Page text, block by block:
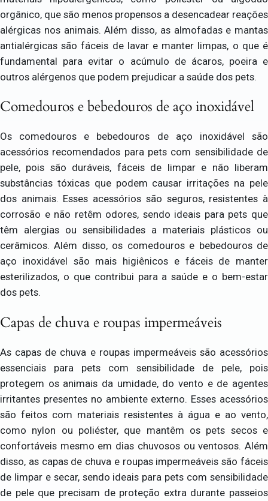
orgânico, que são menos propensos a desencadear reações
alérgicas nos animais. Além disso, as almofadas e mantas
antialérgicas são fáceis de lavar e manter limpas, o que é
fundamental para evitar o acúmulo de ácaros, poeira e
outros alérgenos que podem prejudicar a saúde dos pets.
Comedouros e bebedouros de aço inoxidável
Os comedouros e bebedouros de aço inoxidável são
acessórios recomendados para pets com sensibilidade de
pele, pois são duráveis, fáceis de limpar e não liberam
substâncias tóxicas que podem causar irritações na pele
dos animais. Esses acessórios são seguros, resistentes à
corrosão e não retêm odores, sendo ideais para pets que
têm alergias ou sensibilidades a materiais plásticos ou
cerâmicos. Além disso, os comedouros e bebedouros de
aço inoxidável são mais higiênicos e fáceis de manter
esterilizados, o que contribui para a saúde e o bem-estar
dos pets.
Capas de chuva e roupas impermeáveis
As capas de chuva e roupas impermeáveis são acessórios
essenciais para pets com sensibilidade de pele, pois
protegem os animais da umidade, do vento e de agentes
irritantes presentes no ambiente externo. Esses acessórios
são feitos com materiais resistentes à água e ao vento,
como nylon ou poliéster, que mantêm os pets secos e
confortáveis mesmo em dias chuvosos ou ventosos. Além
disso, as capas de chuva e roupas impermeáveis são fáceis
de limpar e secar, sendo ideais para pets com sensibilidade
de pele que precisam de proteção extra durante passeios